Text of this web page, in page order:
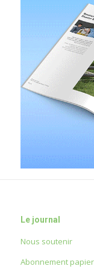
Le journal
Nous soutenir
Abonnement papier